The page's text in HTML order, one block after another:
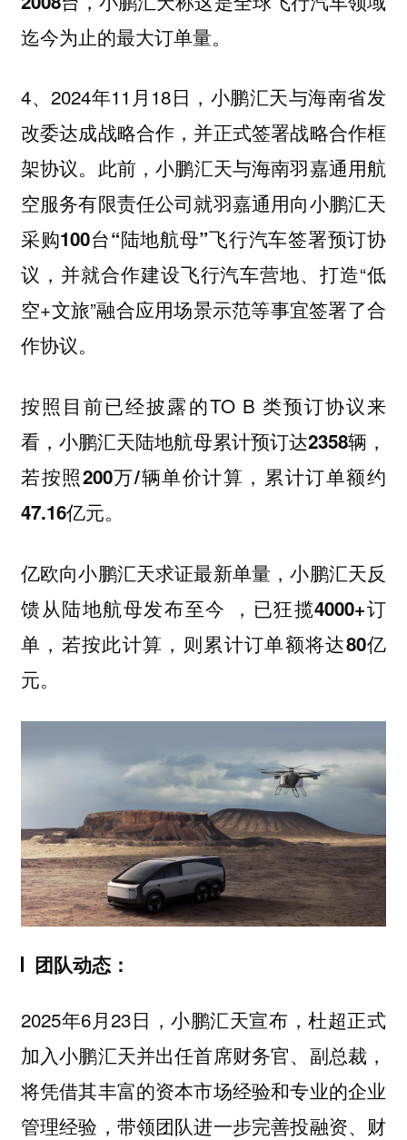
迄今为止的最大订单量。
4、2024年11月18日，小鹏汇天与海南省发
改委达成战略合作，并正式签署战略合作框
架协议。此前，小鹏汇天与海南羽嘉通用航
空服务有限责任公司就羽嘉通用向小鹏汇天
采购100台“陆地航母”飞行汽车签署预订协
议 ，并就合作建设飞行汽车营地、打造“低
空+文旅”融合应用场景示范等事宜签署了合
作协议。
按照目前已经披露的TO B 类预订协议来
看，小鹏汇天陆地航母累计预订达2358辆，
若按照200万/辆单价计算，累计订单额约
47.16亿元。
亿欧向小鹏汇天求证最新单量，小鹏汇天反
馈从陆地航母发布至今 ， 已狂揽4000+订
单，若按此计算，则累计订单额将达80亿
元。
团队动态：
2025年6月23日，小鹏汇天宣布，杜超正式
加入小鹏汇天并出任首席财务官、副总裁 ，
将凭借其丰富的资本市场经验和专业的企业
管理经验，带领团队进一步完善投融资、财